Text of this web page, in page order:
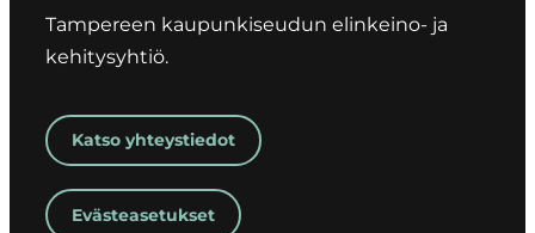
Tampereen kaupunkiseudun elinkeino- ja
kehitysyhtiö.
Katso yhteystiedot
Evästeasetukset